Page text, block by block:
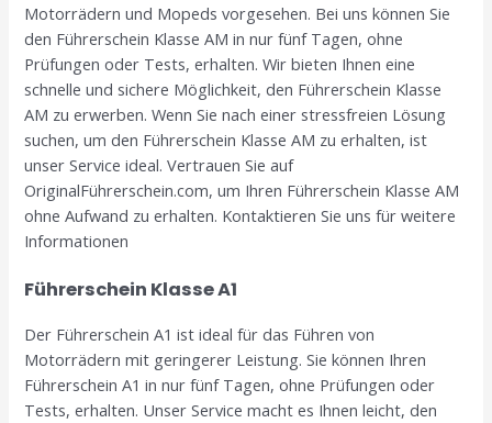
Motorrädern und Mopeds vorgesehen. Bei uns können Sie
den Führerschein Klasse AM in nur fünf Tagen, ohne
Prüfungen oder Tests, erhalten. Wir bieten Ihnen eine
schnelle und sichere Möglichkeit, den Führerschein Klasse
AM zu erwerben. Wenn Sie nach einer stressfreien Lösung
suchen, um den Führerschein Klasse AM zu erhalten, ist
unser Service ideal. Vertrauen Sie auf
OriginalFührerschein.com, um Ihren Führerschein Klasse AM
ohne Aufwand zu erhalten. Kontaktieren Sie uns für weitere
Informationen
Führerschein Klasse A1
Der Führerschein A1 ist ideal für das Führen von
Motorrädern mit geringerer Leistung. Sie können Ihren
Führerschein A1 in nur fünf Tagen, ohne Prüfungen oder
Tests, erhalten. Unser Service macht es Ihnen leicht, den